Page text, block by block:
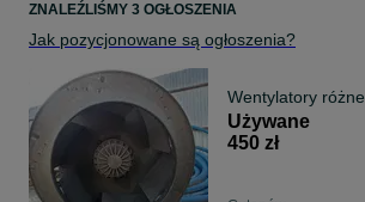
ZNALEŹLIŚMY 3 OGŁOSZENIA
Jak pozycjonowane są ogłoszenia?
Wentylatory różne
Używane
450 zł